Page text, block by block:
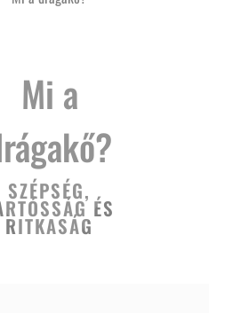
Mi a
SZÉPSÉG,
ÉS
RITKASÁG